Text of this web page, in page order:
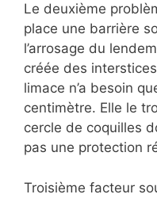
Le deuxième
place une barrière
l’arrosage du
créée des
limace n’a besoin
centimètre. Elle le
cercle de coquilles
pas une protection
Troisième facteur